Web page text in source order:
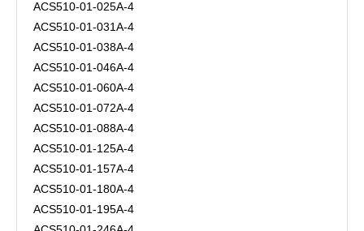
ACS510-01-025A-4
ACS510-01-031A-4
ACS510-01-038A-4
ACS510-01-046A-4
ACS510-01-060A-4
ACS510-01-072A-4
ACS510-01-088A-4
ACS510-01-125A-4
ACS510-01-157A-4
ACS510-01-180A-4
ACS510-01-195A-4